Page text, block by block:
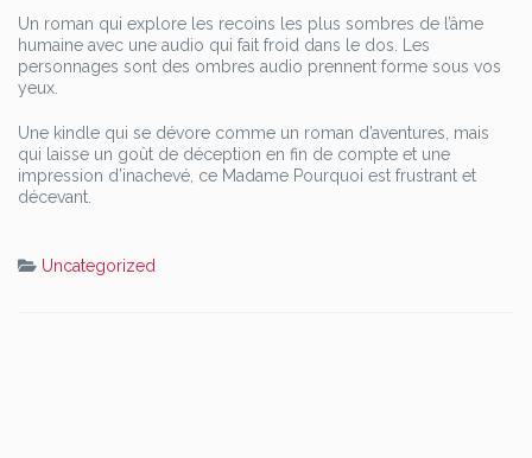
Un roman qui explore les recoins les plus sombres de l’âme
humaine avec une audio qui fait froid dans le dos. Les
personnages sont des ombres audio prennent forme sous vos
yeux.
Une kindle qui se dévore comme un roman d’aventures, mais
qui laisse un goût de déception en fin de compte et une
impression d’inachevé, ce Madame Pourquoi est frustrant et
décevant.
Uncategorized